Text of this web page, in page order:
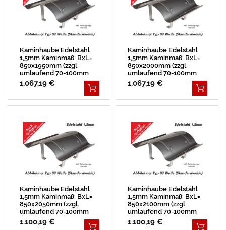
Kaminhaube Edelstahl
1,5mm Kaminmaß: BxL=
850x1950mm (zzgl.
umlaufend 70-100mm
Überstand)
1.067,19 €
Kaminhaube Edelstahl
1,5mm Kaminmaß: BxL=
850x2000mm (zzgl.
umlaufend 70-100mm
Überstand)
1.067,19 €
Kaminhaube Edelstahl
1,5mm Kaminmaß: BxL=
850x2050mm (zzgl.
umlaufend 70-100mm
Überstand)
1.100,19 €
Kaminhaube Edelstahl
1,5mm Kaminmaß: BxL=
850x2100mm (zzgl.
umlaufend 70-100mm
Überstand)
1.100,19 €